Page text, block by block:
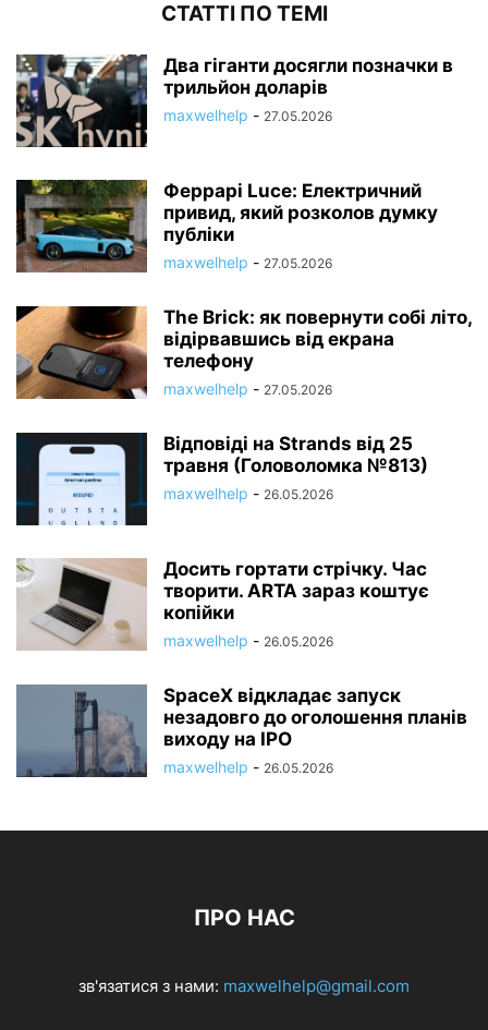
СТАТТІ ПО ТЕМІ
Два гіганти досягли позначки в
трильйон доларів
maxwelhelp - 27.05.2026
Феррарі Luce: Електричний
привид, який розколов думку
публіки
maxwelhelp - 27.05.2026
The Brick: як повернути собі літо,
відірвавшись від екрана
телефону
maxwelhelp - 27.05.2026
Відповіді на Strands від 25
травня (Головоломка №813)
maxwelhelp - 26.05.2026
Досить гортати стрічку. Час
творити. ARTA зараз коштує
копійки
maxwelhelp - 26.05.2026
SpaceX відкладає запуск
незадовго до оголошення планів
виходу на IPO
maxwelhelp - 26.05.2026
ПРО НАС
зв'язатися з нами: maxwelhelp@gmail.com